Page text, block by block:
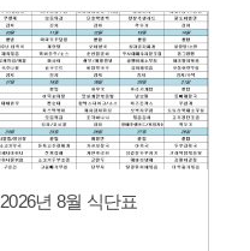
2026년 8월 식단표